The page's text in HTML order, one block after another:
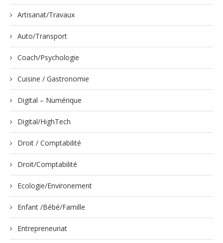
Artisanat/Travaux
Auto/Transport
Coach/Psychologie
Cuisine / Gastronomie
Digital – Numérique
Digital/HighTech
Droit / Comptabilité
Droit/Comptabilité
Ecologie/Environement
Enfant /Bébé/Famille
Entrepreneuriat